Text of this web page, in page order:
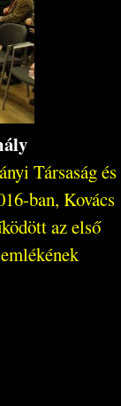
Társaság és
ban, Kovács
az első